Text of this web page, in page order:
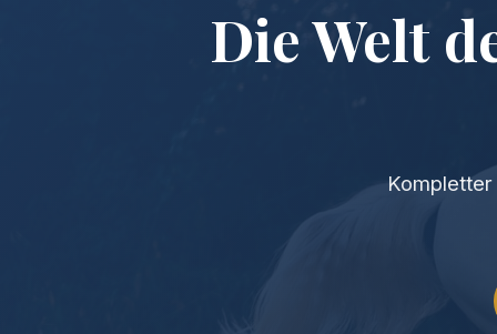
Die Welt